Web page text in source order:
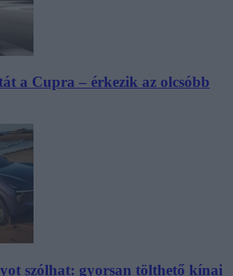
a Cupra – érkezik az olcsóbb
szólhat: gyorsan tölthető kínai